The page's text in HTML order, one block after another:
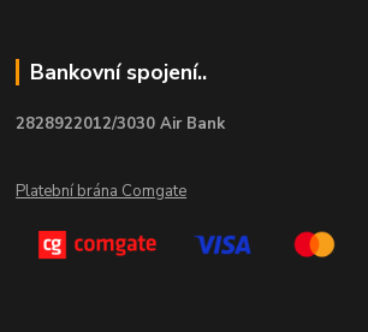
Bankovní spojení..
2828922012/3030 Air Bank
Platební brána Comgate